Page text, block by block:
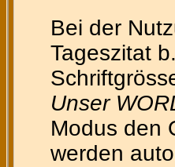
Bei der
Tageszitat
Unser
Modus den
werden